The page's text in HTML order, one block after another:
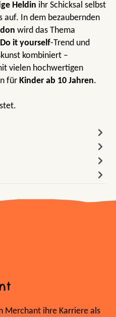
Heldin ihr Schicksal selbst
auf. In dem bezaubernden
wird das Thema
Do it yourself-Trend und
kombiniert –
vielen hochwertigen
für Kinder ab 10 Jahren.
Merchant ihre Karriere als